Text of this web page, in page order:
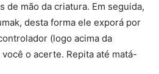
de mão da criatura. Em seguida,
desta forma ele exporá por
(logo acima da
o acerte. Repita até matá-